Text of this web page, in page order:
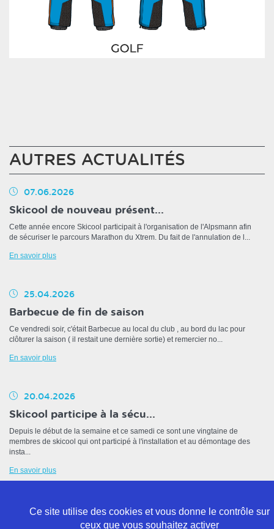
AUTRES ACTUALITÉS
07.06.2026
Skicool de nouveau présent...
Cette année encore Skicool participait à l'organisation de l'Alpsmann afin
de sécuriser le parcours Marathon du Xtrem. Du fait de l'annulation de l...
En savoir plus
25.04.2026
Barbecue de fin de saison
Ce vendredi soir, c'était Barbecue au local du club , au bord du lac pour
clôturer la saison ( il restait une dernière sortie) et remercier no...
En savoir plus
20.04.2026
Skicool participe à la sécu...
Depuis le début de la semaine et ce samedi ce sont une vingtaine de
membres de skicool qui ont participé à l'installation et au démontage des
insta...
En savoir plus
Ce site utilise des cookies et vous donne le contrôle sur
ceux que vous souhaitez activer